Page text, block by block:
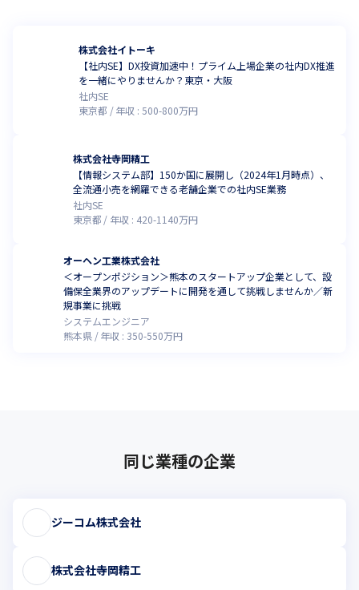
株式会社イトーキ
【社内SE】DX投資加速中！プライム上場企業の社内DX推進
を一緒にやりませんか？東京・大阪
社内SE
東京都
年収 :500-800万円
株式会社寺岡精工
【情報システム部】150か国に展開し（2024年1月時点）、
全流通小売を網羅できる老舗企業での社内SE業務
社内SE
東京都
年収 : 420-1140万円
オーヘン工業株式会社
＜オープンポジション＞熊本のスタートアップ企業として、設
備保全業界のアップデートに開発を通して挑戦しませんか／新
規事業に挑戦
システムエンジニア
熊本県
年収 : 350-550万円
同じ業種の企業
ジーコム株式会社
株式会社寺岡精工